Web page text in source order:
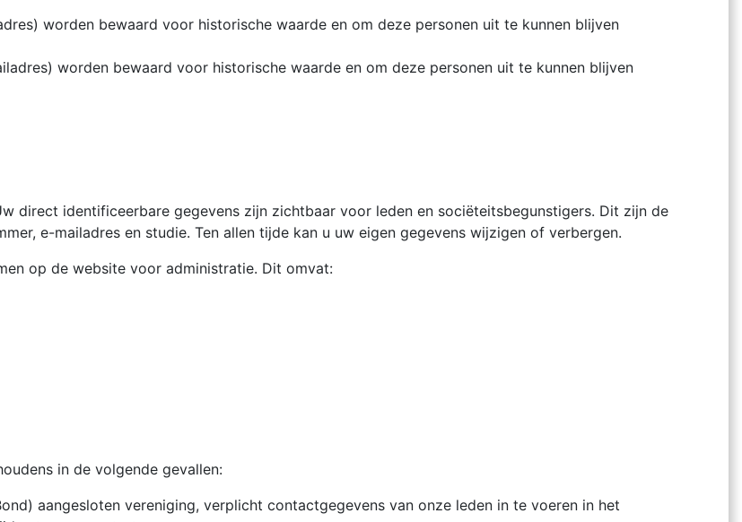
worden bewaard voor historische waarde en om deze personen uit te kunnen blijven
worden bewaard voor historische waarde en om deze personen uit te kunnen blijven
direct identificeerbare gegevens zijn zichtbaar voor leden en sociëteitsbegunstigers. Dit zijn de
e-mailadres en studie. Ten allen tijde kan u uw eigen gegevens wijzigen of verbergen.
op de website voor administratie. Dit omvat:
in de volgende gevallen:
aangesloten vereniging, verplicht contactgegevens van onze leden in te voeren in het